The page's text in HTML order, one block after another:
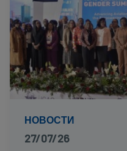
НОВОСТИ
27/07/26